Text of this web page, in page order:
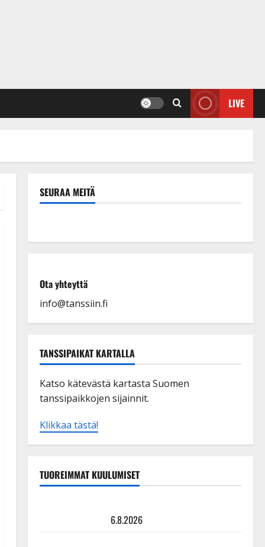
LIVE
SEURAA MEITÄ
Ota yhteyttä
info@tanssiin.fi
TANSSIPAIKAT KARTALLA
Katso kätevästä kartasta Suomen
tanssipaikkojen sijainnit.
Klikkaa tästä!
TUOREIMMAT KUULUMISET
6.8.2026